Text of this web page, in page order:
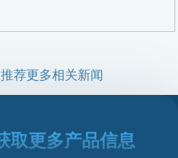
荐更多相关新闻
取更多产品信息